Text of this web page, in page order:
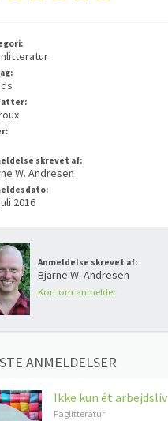
skrevet af:
W. Andresen
2016
Anmeldelse skrevet af:
Bjarne W. Andresen
Kort om anmelder
ANMELDELSER
Ikke kun ét arbejdsliv
Faglitteratur